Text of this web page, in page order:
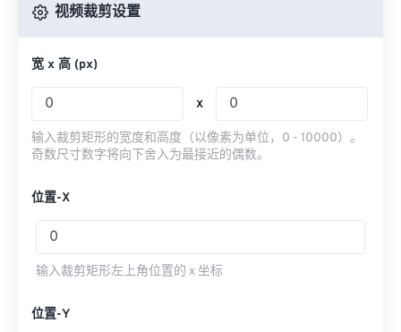
视频裁剪设置
宽 x 高 (px)
x
输入裁剪矩形的宽度和高度（以像素为单位，0 - 10000）。
奇数尺寸数字将向下舍入为最接近的偶数。
位置-X
输入裁剪矩形左上角位置的 x 坐标
位置-Y